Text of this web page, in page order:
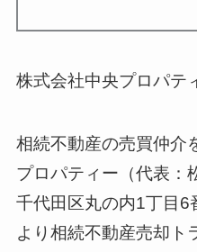
株式会社中央プロパテ
相続不動産の売買仲介
プロパティー（代表：
千代田区丸の内1丁目6
より相続不動産売却ト